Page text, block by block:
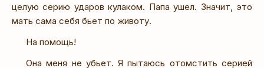
целую серию ударов кулаком. Папа ушел. Значит, это
мать сама себя бьет по животу.
На помощь!
Она меня не убьет. Я пытаюсь отомстить серией